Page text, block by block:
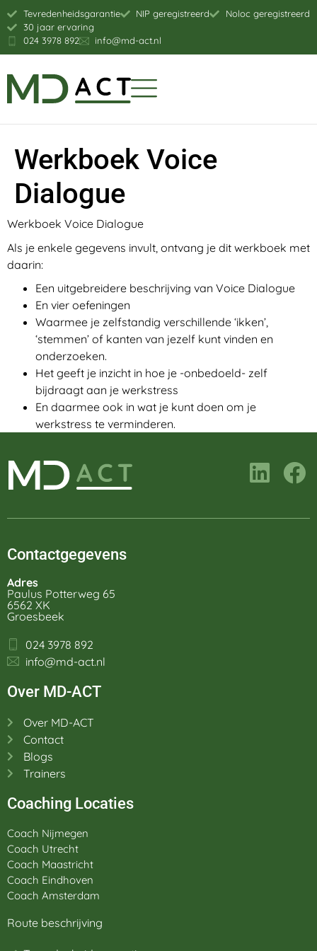
Tevredenheidsgarantie NIP geregistreerd
Noloc geregistreerd
30 jaar ervaring
024 3978 892
info@md-act.nl
Werkboek Voice
Dialogue
Werkboek Voice Dialogue
Als je enkele gegevens invult, ontvang je dit werkboek met
daarin:
Een uitgebreidere beschrijving van Voice Dialogue
En vier oefeningen
Waarmee je zelfstandig verschillende ‘ikken’,
‘stemmen’ of kanten van jezelf kunt vinden en
onderzoeken.
Het geeft je inzicht in hoe je -onbedoeld- zelf
bijdraagt aan je werkstress
En daarmee ook in wat je kunt doen om je
werkstress te verminderen.
Contactgegevens
Adres
Paulus Potterweg 65
6562 XK
Groesbeek
024 3978 892
info@md-act.nl
Over MD-ACT
Over MD-ACT
Contact
Blogs
Trainers
Coaching Locaties
Coach Nijmegen
Coach Utrecht
Coach Maastricht
Coach Eindhoven
Coach Amsterdam
Route beschrijving